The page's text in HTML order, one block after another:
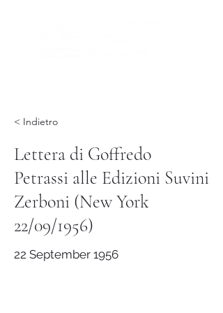
< Indietro
Lettera di Goffredo
Petrassi alle Edizioni Suvini
Zerboni (New York
22/09/1956)
22 September 1956